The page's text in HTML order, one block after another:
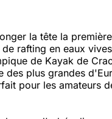
la tête la
rafting en eaux
de Kayak de
des plus grandes
pour les amateurs